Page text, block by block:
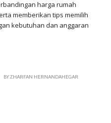
harga rumah
memberikan tips memilih
kebutuhan dan anggaran
BYZHARFAN HERNANDAHEGAR